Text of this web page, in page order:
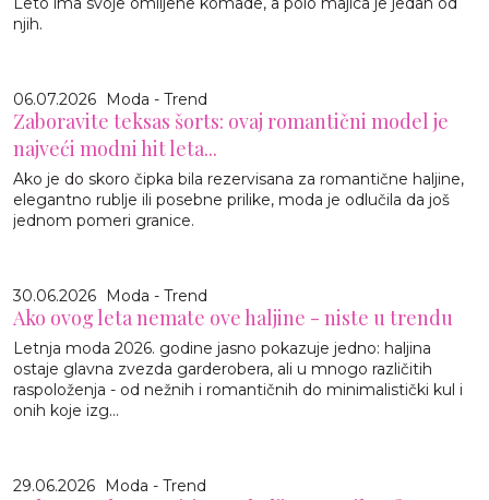
njih.
06.07.2026 Moda - Trend
Zaboravite teksas šorts: ovaj romantični model je
najveći modni hit leta...
Ako je do skoro čipka bila rezervisana za romantične haljine,
elegantno rublje ili posebne prilike, moda je odlučila da još
jednom pomeri granice.
30.06.2026 Moda - Trend
Ako ovog leta nemate ove haljine - niste u trendu
Letnja moda 2026. godine jasno pokazuje jedno: haljina
ostaje glavna zvezda garderobera, ali u mnogo različitih
raspoloženja - od nežnih i romantičnih do minimalistički kul i
onih koje izg...
29.06.2026 Moda - Trend